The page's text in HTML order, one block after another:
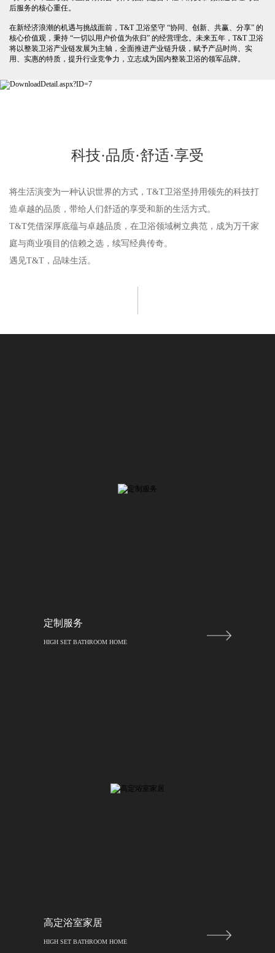
后服务的核心重任。
在新经济浪潮的机遇与挑战面前，T&T 卫浴坚守 “协同、创新、共赢、分享” 的
核心价值观，秉持 “一切以用户价值为依归” 的经营理念。未来五年，T&T 卫浴
将以整装卫浴产业链发展为主轴，全面推进产业链升级，赋予产品时尚、实
用、实惠的特质，提升行业竞争力，立志成为国内整装卫浴的领军品牌。
科技·品质·舒适·享受
将生活演变为一种认识世界的方式，T&T卫浴坚持用领先的科技打
造卓越的品质，带给人们舒适的享受和新的生活方式。
T&T凭借深厚底蕴与卓越品质，在卫浴领域树立典范，成为万千家
庭与商业项目的信赖之选，续写经典传奇。
遇见T&T，品味生活。
定制服务
HIGH SET BATHROOM HOME
高定浴室家居
HIGH SET BATHROOM HOME